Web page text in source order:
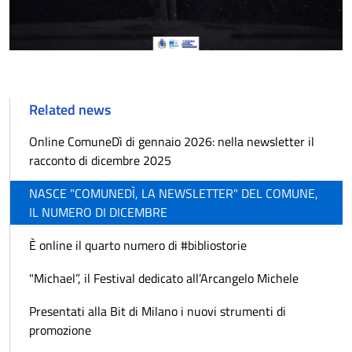
Related news
Online ComuneDì di gennaio 2026: nella newsletter il
racconto di dicembre 2025
NASCE "COMUNEDÌ, LA NEWSLETTER" DEL COMUNE,
IL NUMERO DI DICEMBRE
È online il quarto numero di #bibliostorie
"Michael”, il Festival dedicato all’Arcangelo Michele
Presentati alla Bit di Milano i nuovi strumenti di
promozione